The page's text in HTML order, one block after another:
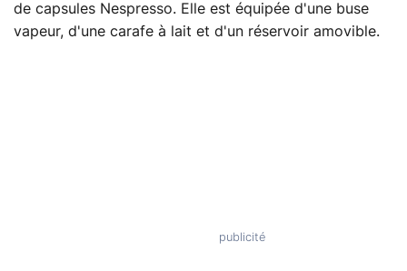
de capsules Nespresso. Elle est équipée d'une buse
vapeur, d'une carafe à lait et d'un réservoir amovible.